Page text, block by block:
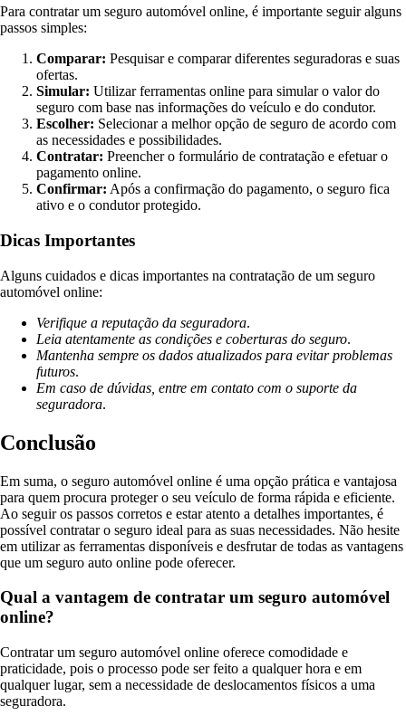
Para contratar um seguro automóvel online, é importante seguir alguns
passos simples:
Comparar: Pesquisar e comparar diferentes seguradoras e suas
ofertas.
Simular: Utilizar ferramentas online para simular o valor do
seguro com base nas informações do veículo e do condutor.
Escolher: Selecionar a melhor opção de seguro de acordo com
as necessidades e possibilidades.
Contratar: Preencher o formulário de contratação e efetuar o
pagamento online.
Confirmar: Após a confirmação do pagamento, o seguro fica
ativo e o condutor protegido.
Dicas Importantes
Alguns cuidados e dicas importantes na contratação de um seguro
automóvel online:
Verifique a reputação da seguradora.
Leia atentamente as condições e coberturas do seguro.
Mantenha sempre os dados atualizados para evitar problemas
futuros.
Em caso de dúvidas, entre em contato com o suporte da
seguradora.
Conclusão
Em suma, o seguro automóvel online é uma opção prática e vantajosa
para quem procura proteger o seu veículo de forma rápida e eficiente.
Ao seguir os passos corretos e estar atento a detalhes importantes, é
possível contratar o seguro ideal para as suas necessidades. Não hesite
em utilizar as ferramentas disponíveis e desfrutar de todas as vantagens
que um seguro auto online pode oferecer.
Qual a vantagem de contratar um seguro automóvel
online?
Contratar um seguro automóvel online oferece comodidade e
praticidade, pois o processo pode ser feito a qualquer hora e em
qualquer lugar, sem a necessidade de deslocamentos físicos a uma
seguradora.